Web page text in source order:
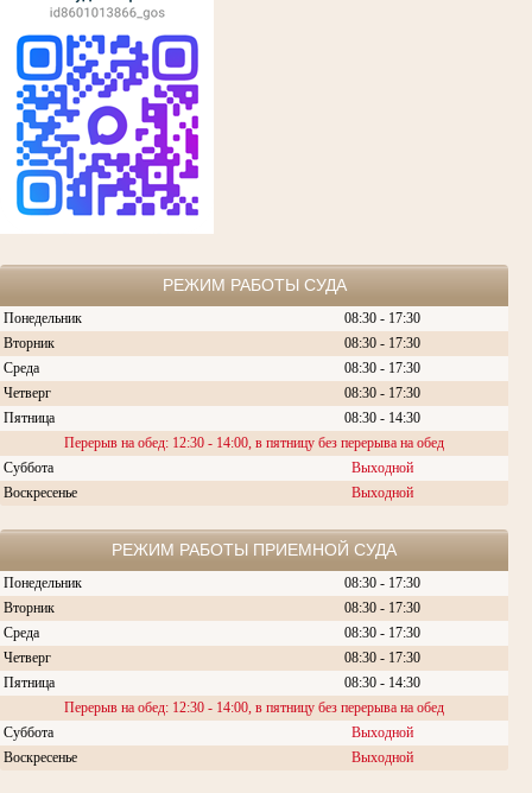
РЕЖИМ РАБОТЫ СУДА
Понедельник
08:30 - 17:30
Вторник
08:30 - 17:30
Среда
08:30 - 17:30
Четверг
08:30 - 17:30
Пятница
08:30 - 14:30
Перерыв на обед: 12:30 - 14:00, в пятницу без перерыва на обед
Суббота
Выходной
Воскресенье
Выходной
РЕЖИМ РАБОТЫ ПРИЕМНОЙ СУДА
Понедельник
08:30 - 17:30
Вторник
08:30 - 17:30
Среда
08:30 - 17:30
Четверг
08:30 - 17:30
Пятница
08:30 - 14:30
Перерыв на обед: 12:30 - 14:00, в пятницу без перерыва на обед
Суббота
Выходной
Воскресенье
Выходной